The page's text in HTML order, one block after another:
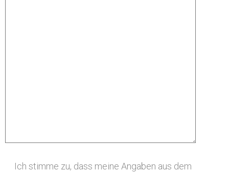
Ich stimme zu, dass meine Angaben aus dem